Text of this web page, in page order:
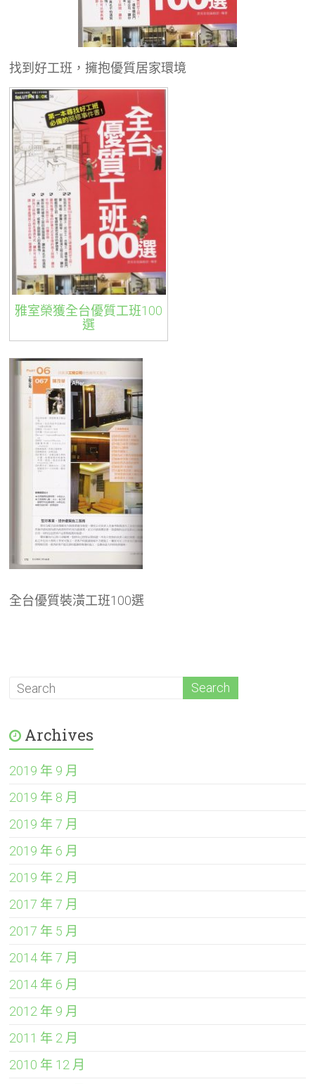
找到好工班，擁抱優質居家環境
雅室榮獲全台優質工班100
選
全台優質裝潢工班100選
Archives
2019 年 9 月
2019 年 8 月
2019 年 7 月
2019 年 6 月
2019 年 2 月
2017 年 7 月
2017 年 5 月
2014 年 7 月
2014 年 6 月
2012 年 9 月
2011 年 2 月
2010 年 12 月